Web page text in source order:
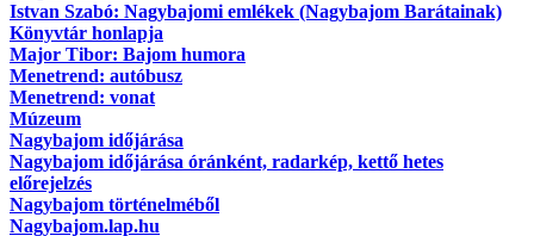
Istvan Szabó: Nagybajomi emlékek (Nagybajom Barátainak)
Könyvtár honlapja
Major Tibor: Bajom humora
Menetrend: autóbusz
Menetrend: vonat
Múzeum
Nagybajom időjárása
Nagybajom időjárása óránként, radarkép, kettő hetes
előrejelzés
Nagybajom történelméből
Nagybajom.lap.hu